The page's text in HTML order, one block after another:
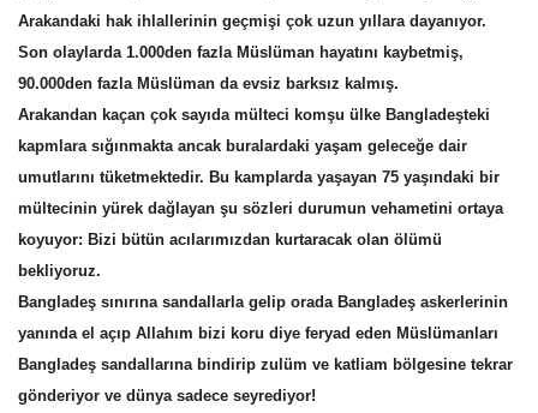
Arakandaki hak ihlallerinin geçmişi çok uzun yıllara dayanıyor.
Son olaylarda 1.000den fazla Müslüman hayatını kaybetmiş,
90.000den fazla Müslüman da evsiz barksız kalmış.
Arakandan kaçan çok sayıda mülteci komşu ülke Bangladeşteki
kapmlara sığınmakta ancak buralardaki yaşam geleceğe dair
umutlarını tüketmektedir. Bu kamplarda yaşayan 75 yaşındaki bir
mültecinin yürek dağlayan şu sözleri durumun vehametini ortaya
koyuyor: Bizi bütün acılarımızdan kurtaracak olan ölümü
bekliyoruz.
Bangladeş sınırına sandallarla gelip orada Bangladeş askerlerinin
yanında el açıp Allahım bizi koru diye feryad eden Müslümanları
Bangladeş sandallarına bindirip zulüm ve katliam bölgesine tekrar
gönderiyor ve dünya sadece seyrediyor!